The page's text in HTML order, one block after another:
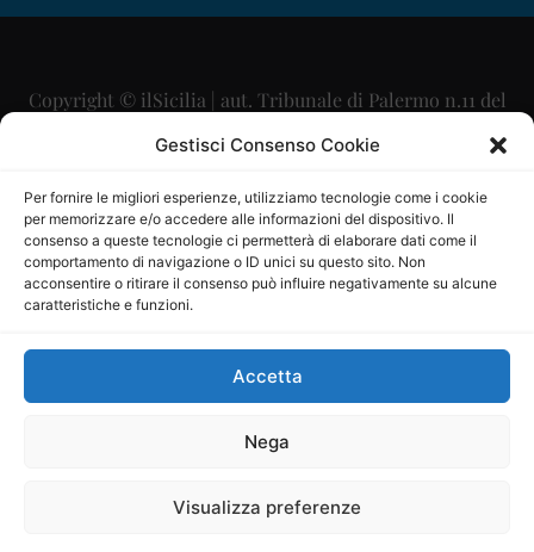
Gestisci Consenso Cookie
Per fornire le migliori esperienze, utilizziamo tecnologie come i cookie
per memorizzare e/o accedere alle informazioni del dispositivo. Il
consenso a queste tecnologie ci permetterà di elaborare dati come il
comportamento di navigazione o ID unici su questo sito. Non
acconsentire o ritirare il consenso può influire negativamente su alcune
caratteristiche e funzioni.
Accetta
Nega
Visualizza preferenze
Copyright © ilSicilia | aut. Tribunale di Palermo n.11 del
29/09/2015
Direttore Editoriale: Maurizio Scaglione
Direttore Responsabile: Maria Calabrese
P.IVA: 06334930820
Mercurio Comunicazione Società Cooperativa a r.l. è
iscritta al Registro degli Operatori di Comunicazione al
Sito gestito daLa Digitale srl–info@ladigitale.it